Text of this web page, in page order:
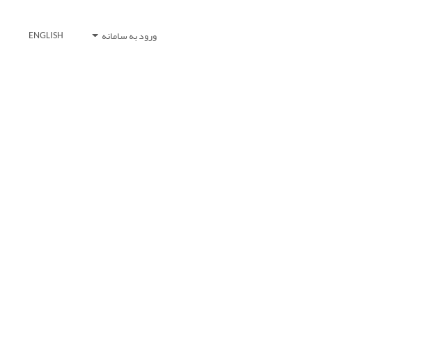
ورود به سامانه ENGLISH